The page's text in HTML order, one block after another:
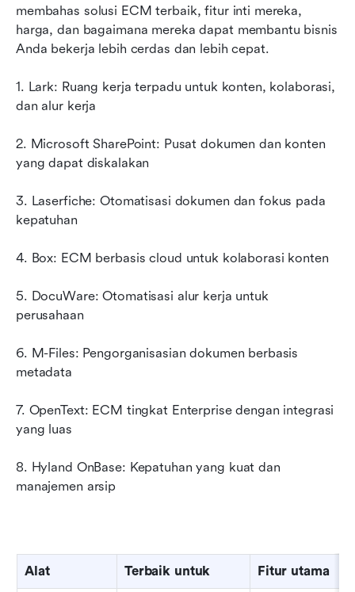
membahas solusi ECM terbaik, fitur inti mereka,
harga, dan bagaimana mereka dapat membantu bisnis
Anda bekerja lebih cerdas dan lebih cepat.
1. Lark: Ruang kerja terpadu untuk konten, kolaborasi,
dan alur kerja
2. Microsoft SharePoint: Pusat dokumen dan konten
yang dapat diskalakan
3. Laserfiche: Otomatisasi dokumen dan fokus pada
kepatuhan
4. Box: ECM berbasis cloud untuk kolaborasi konten
5. DocuWare: Otomatisasi alur kerja untuk
perusahaan
6. M-Files: Pengorganisasian dokumen berbasis
metadata
7. OpenText: ECM tingkat Enterprise dengan integrasi
yang luas
8. Hyland OnBase: Kepatuhan yang kuat dan
manajemen arsip
Alat Terbaik untuk Fitur utama
Bacaan terkait